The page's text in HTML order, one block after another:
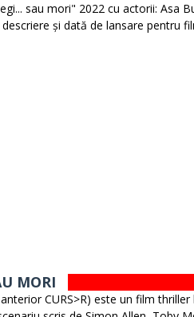
sau mori" 2022 cu actorii: Asa
și dată de lansare pentru
MORI
CURS>R) este un film